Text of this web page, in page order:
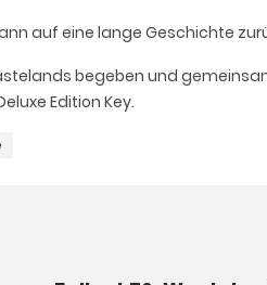
auf eine lange Geschichte
begeben und
Edition Key.